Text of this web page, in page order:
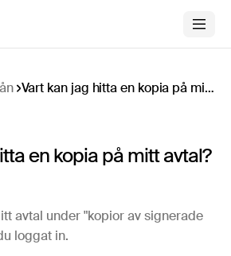
Vart kan jag hitta en kopia på mitt avtal?
en kopia på mitt avtal?
avtal under "kopior av signerade
loggat in.